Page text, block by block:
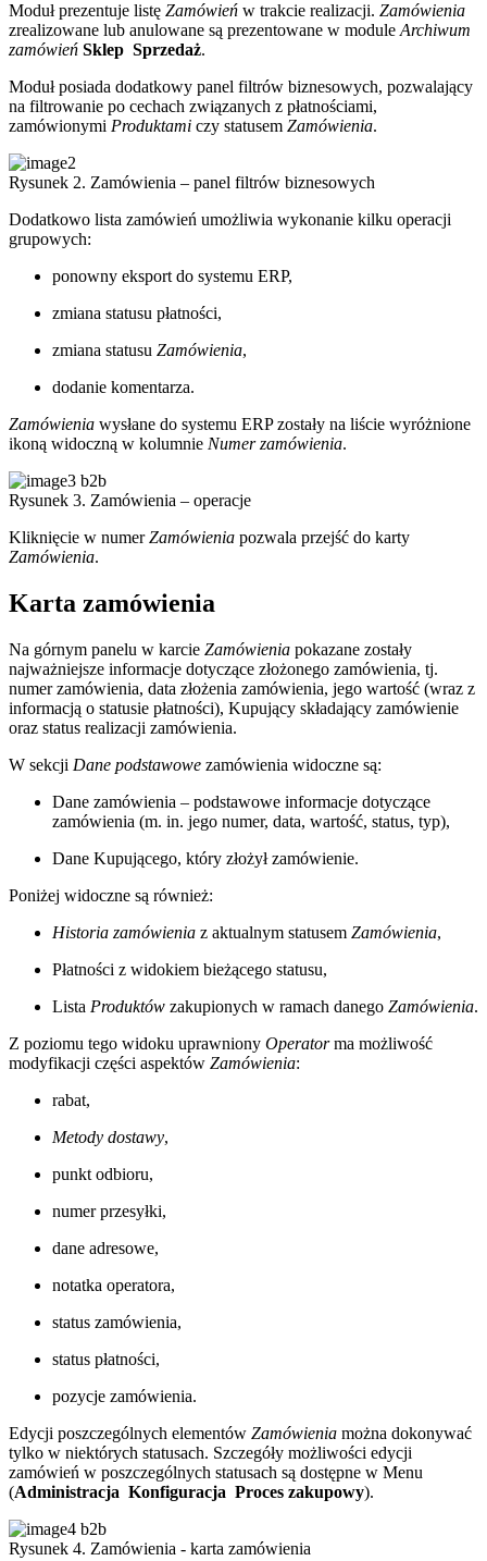
Moduł prezentuje listę Zamówień w trakcie realizacji. Zamówienia
zrealizowane lub anulowane są prezentowane w moduleArchiwum
zamówień Sklep Sprzedaż.
Moduł posiada dodatkowy panel filtrów biznesowych, pozwalający
na filtrowanie po cechach związanych z płatnościami,
zamówionymi Produktami czy statusem Zamówienia.
Rysunek 2. Zamówienia – panel filtrów biznesowych
Dodatkowo lista zamówień umożliwia wykonanie kilku operacji
grupowych:
ponowny eksport do systemu ERP,
zmiana statusu płatności,
zmiana statusu Zamówienia,
dodanie komentarza.
Zamówienia wysłane do systemu ERP zostały na liście wyróżnione
ikoną widoczną w kolumnie Numer zamówienia.
Rysunek 3. Zamówienia – operacje
Kliknięcie w numerZamówienia pozwala przejść do karty
Zamówienia.
Karta zamówienia
Na górnym panelu w karcie Zamówienia pokazane zostały
najważniejsze informacje dotyczące złożonego zamówienia, tj.
numer zamówienia, data złożenia zamówienia, jego wartość (wraz z
informacją o statusie płatności), Kupujący składający zamówienie
oraz status realizacji zamówienia.
W sekcji Dane podstawowe zamówienia widoczne są:
Dane zamówienia – podstawowe informacje dotyczące
zamówienia (m. in. jego numer, data, wartość, status, typ),
Dane Kupującego, który złożył zamówienie.
Poniżej widoczne są również:
Historia zamówienia z aktualnym statusem Zamówienia,
Płatności z widokiem bieżącego statusu,
Lista Produktów zakupionych w ramach danego Zamówienia.
Z poziomu tego widoku uprawniony Operatorma możliwość
modyfikacji części aspektów Zamówienia:
rabat,
Metody dostawy,
punkt odbioru,
numer przesyłki,
dane adresowe,
notatka operatora,
status zamówienia,
status płatności,
pozycje zamówienia.
Edycji poszczególnych elementów Zamówienia można dokonywać
tylko w niektórych statusach. Szczegóły możliwości edycji
zamówień w poszczególnych statusach są dostępne w Menu
(Administracja Konfiguracja Proces zakupowy).
Rysunek 4. Zamówienia - karta zamówienia